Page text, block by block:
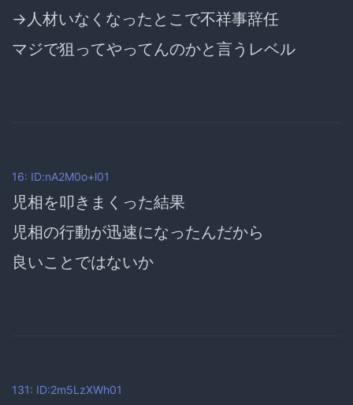
→人材いなくなったとこで不祥事辞任
マジで狙ってやってんのかと言うレベル
16: ID:nA2M0o+l01
児相を叩きまくった結果
児相の行動が迅速になったんだから
良いことではないか
131: ID:2m5LzXWh01